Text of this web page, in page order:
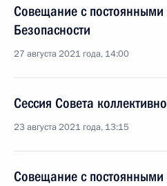
Совещание с постоянными
Безопасности
27 августа 2021 года, 14:00
Сессия Совета
23 августа 2021 года, 13:15
Совещание с постоянными